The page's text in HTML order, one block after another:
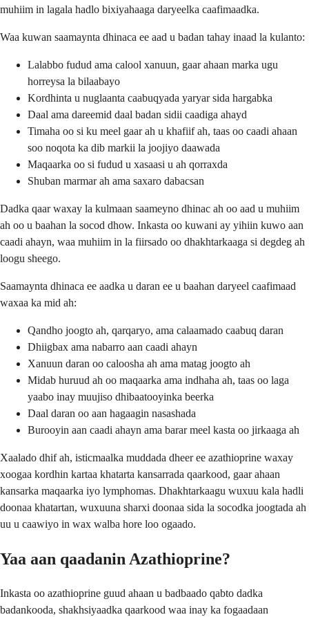
muhiim in lagala hadlo bixiyahaaga daryeelka caafimaadka.
Waa kuwan saamaynta dhinaca ee aad u badan tahay inaad la kulanto:
Lalabbo fudud ama calool xanuun, gaar ahaan marka ugu
horreysa la bilaabayo
Kordhinta u nuglaanta caabuqyada yaryar sida hargabka
Daal ama dareemid daal badan sidii caadiga ahayd
Timaha oo si ku meel gaar ah u khafiif ah, taas oo caadi ahaan
soo noqota ka dib markii la joojiyo daawada
Maqaarka oo si fudud u xasaasi u ah qorraxda
Shuban marmar ah ama saxaro dabacsan
Dadka qaar waxay la kulmaan saameyno dhinac ah oo aad u muhiim
ah oo u baahan la socod dhow. Inkasta oo kuwani ay yihiin kuwo aan
caadi ahayn, waa muhiim in la fiirsado oo dhakhtarkaaga si degdeg ah
loogu sheego.
Saamaynta dhinaca ee aadka u daran ee u baahan daryeel caafimaad
waxaa ka mid ah:
Qandho joogto ah, qarqaryo, ama calaamado caabuq daran
Dhiigbax ama nabarro aan caadi ahayn
Xanuun daran oo caloosha ah ama matag joogto ah
Midab huruud ah oo maqaarka ama indhaha ah, taas oo laga
yaabo inay muujiso dhibaatooyinka beerka
Daal daran oo aan hagaagin nasashada
Burooyin aan caadi ahayn ama barar meel kasta oo jirkaaga ah
Xaalado dhif ah, isticmaalka muddada dheer ee azathioprine waxay
xoogaa kordhin kartaa khatarta kansarrada qaarkood, gaar ahaan
kansarka maqaarka iyo lymphomas. Dhakhtarkaagu wuxuu kala hadli
doonaa khatartan, wuxuuna sharxi doonaa sida la socodka joogtada ah
uu u caawiyo in wax walba hore loo ogaado.
Yaa aan qaadanin Azathioprine?
Inkasta oo azathioprine guud ahaan u badbaado qabto dadka
badankooda, shakhsiyaadka qaarkood waa inay ka fogaadaan